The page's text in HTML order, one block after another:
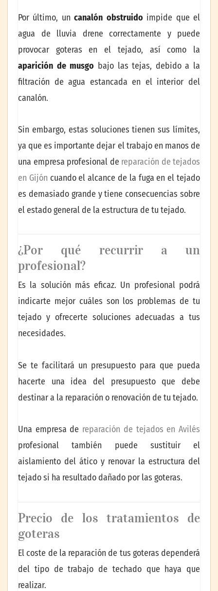
Por último, uncanalón obstruido impide que el
agua de lluvia drene correctamente y puede
provocar goteras en el tejado, así como la
aparición de musgo bajo las tejas, debido a la
filtración de agua estancada en el interior del
canalón.
Sin embargo, estas soluciones tienen sus límites,
ya que es importante dejar el trabajo en manos de
una empresa profesional de reparación de tejados
en Gijón cuando el alcance de la fuga en el tejado
es demasiado grande y tiene consecuencias sobre
el estado general de la estructura de tu tejado.
¿Por qué recurrir a un
profesional?
Es la solución más eficaz. Un profesional podrá
indicarte mejor cuáles son los problemas de tu
tejado y ofrecerte soluciones adecuadas a tus
necesidades.
Se te facilitará un presupuesto para que pueda
hacerte una idea del presupuesto que debe
destinar a la reparación o renovación de tu tejado.
Una empresa de reparación de tejados en Avilés
profesional también puede sustituir el
aislamiento del ático y renovar la estructura del
tejado si ha resultado dañado por las goteras.
Precio de los tratamientos de
goteras
El coste de la reparación de tus goteras dependerá
del tipo de trabajo de techado que haya que
realizar.